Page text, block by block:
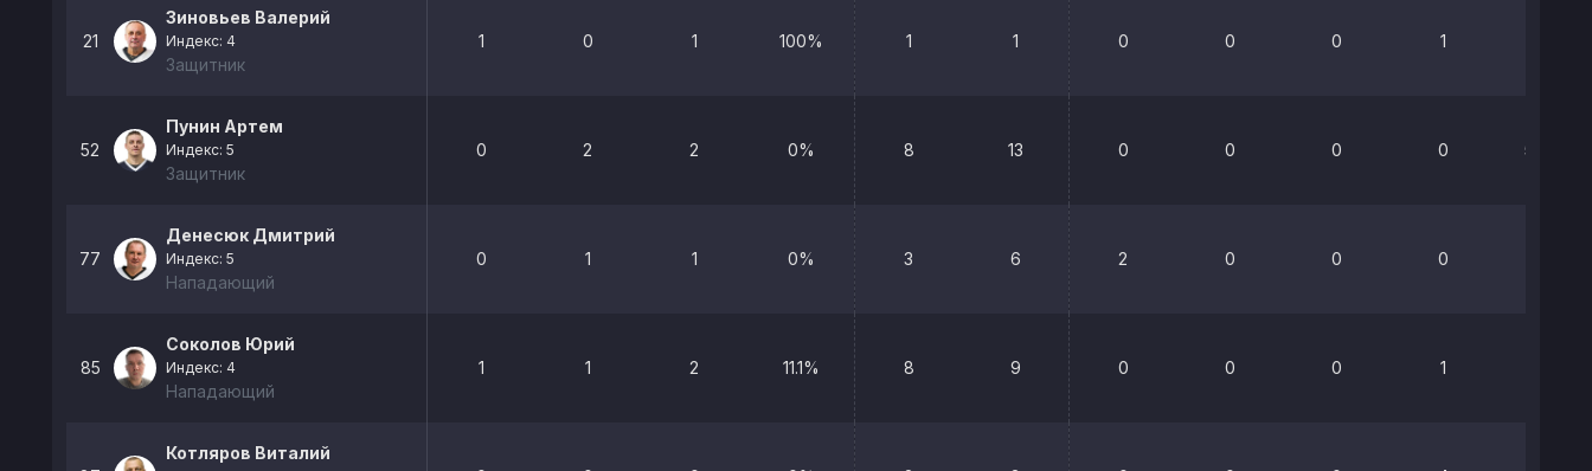
21
Зиновьев Валерий
Индекс: 4
Защитник
1 0 1 100% 1 1 0 0 0 1
52
Пунин Артем
Индекс: 5
Защитник
0 2 2 0% 8 13 0 0 0 0 52.9%
77
Денесюк Дмитрий
Индекс: 5
Нападающий
0 1 1 0% 3 6 2 0 0 0
85
Соколов Юрий
Индекс: 4
Нападающий
1 1 2 11.1% 8 9 0 0 0 1
Котляров Виталий